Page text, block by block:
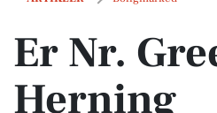
Er Nr.
Herning